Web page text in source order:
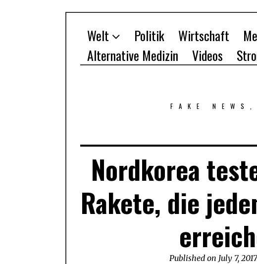
Welt Politik Wirtschaft
Alternative Medizin
Videos
FAKE
Nordkorea
Rakete, die
Published on July 7, 2017